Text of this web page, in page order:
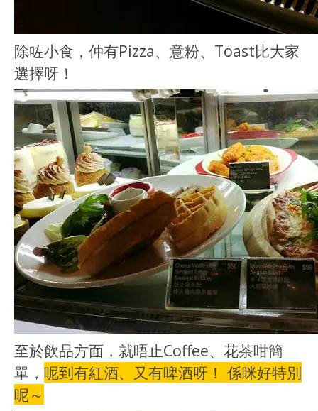
除咗小食，仲有Pizza、意粉、Toast比大家
選擇呀！
至於飲品方面，就唔止Coffee、花茶咁簡
單， 呢到有紅酒、又有啤酒呀！ 係咪好特別
呢～